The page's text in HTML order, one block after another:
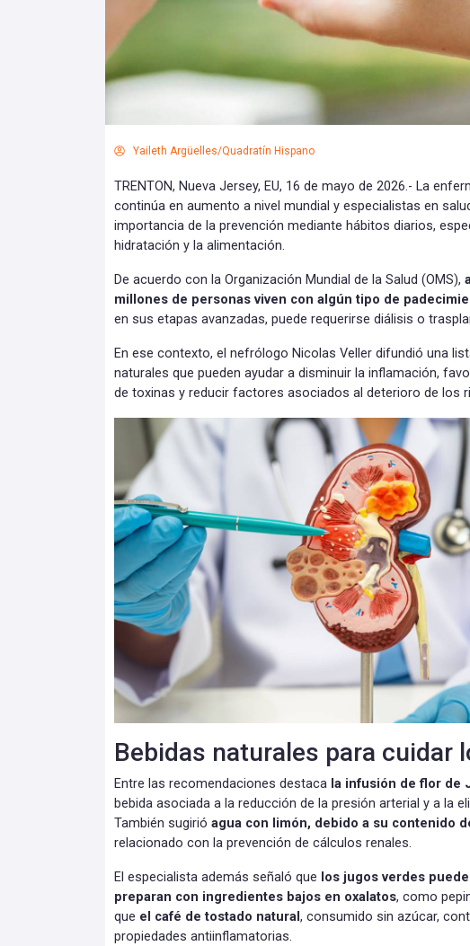
Yaileth Argüelles/Quadratín Hispano
TRENTON, Nueva Jersey, EU, 16 de mayo de 2026.- La
continúa en aumento a nivel mundial y especialistas en
importancia de la prevención mediante hábitos diarios,
hidratación y la alimentación.
De acuerdo con la Organización Mundial de la Salud (OMS),
millones de personas viven con algún tipo de
en sus etapas avanzadas, puede requerirse diálisis o
En ese contexto, el nefrólogo Nicolas Veller difundió una
naturales que pueden ayudar a disminuir la inflamación,
de toxinas y reducir factores asociados al deterioro de los
Bebidas naturales para cuidar
Entre las recomendaciones destaca la infusión de flor de
bebida asociada a la reducción de la presión arterial y a la
También sugirió agua con limón, debido a su contenido
relacionado con la prevención de cálculos renales.
El especialista además señaló que los jugos verdes
preparan con ingredientes bajos en oxalatos, como
que el café de tostado natural , consumido sin azúcar,
propiedades antiinflamatorias.